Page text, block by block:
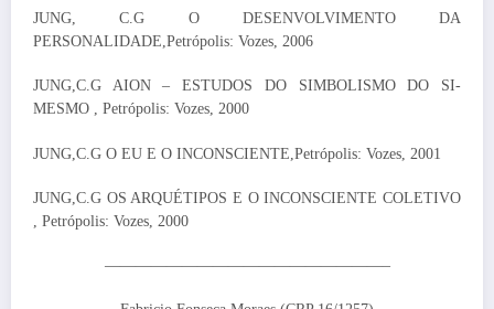
JUNG, C.G O DESENVOLVIMENTO DA
PERSONALIDADE,Petrópolis: Vozes, 2006
JUNG,C.G AION – ESTUDOS DO SIMBOLISMO DO SI-
MESMO , Petrópolis: Vozes, 2000
JUNG,C.G O EU E O INCONSCIENTE,Petrópolis: Vozes, 2001
JUNG,C.G OS ARQUÉTIPOS E O INCONSCIENTE COLETIVO
, Petrópolis: Vozes, 2000
——————————————————–